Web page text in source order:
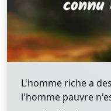
L'homme riche a
l'homme pauvre